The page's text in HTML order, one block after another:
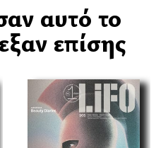
αυτό το
επίσης